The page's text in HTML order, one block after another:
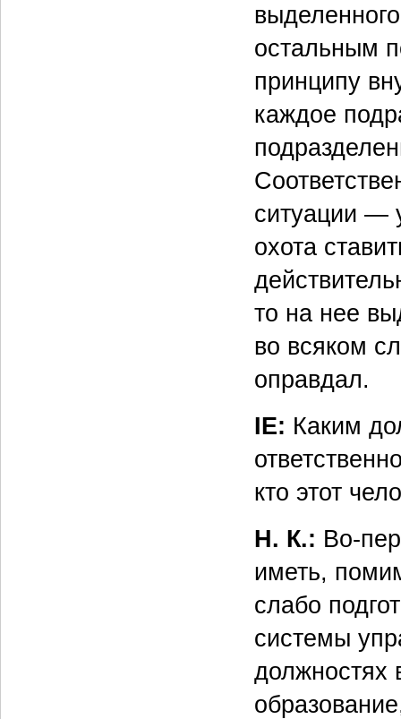
остальным
принципу
каждое
ситуации —
охота
то на нее
во всяком
оправдал.
IE: Каким
кто этот
Н. К.: Во-
иметь,
слабо
системы
должностях